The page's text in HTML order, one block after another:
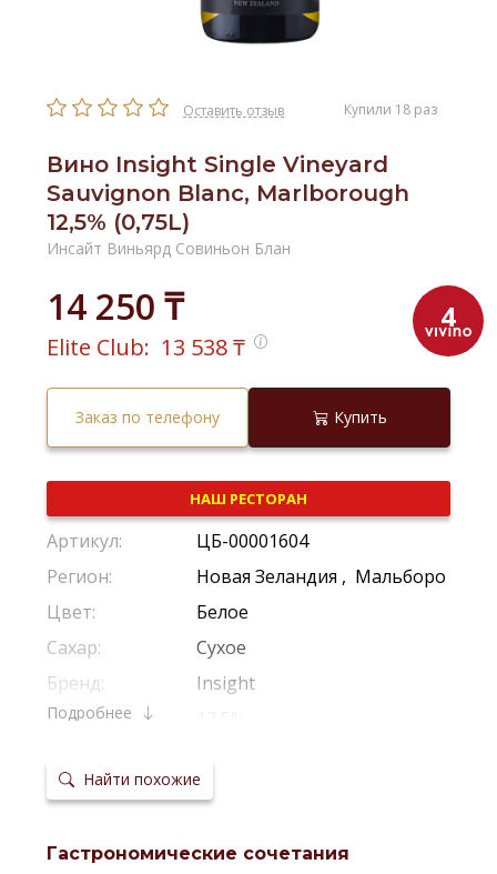
Оставить отзыв Купили 18 раз
Вино Insight Single Vineyard
Sauvignon Blanc, Marlborough
12,5% (0,75L)
Инсайт Виньярд Совиньон Блан
14 250 ₸ 4
Elite Club: 13 538₸
Заказ по телефону Купить
НАШ РЕСТОРАН
Артикул:
ЦБ-00001604
Регион:
Новая Зеландия , Мальборо
Цвет:
Белое
Сахар:
Сухое
Бренд:
Insight
Крепость:
Виноград:
Совиньон Блан
хранения:
Температура
8–10 °С
Подробнее
Найти похожие
Гастрономические сочетания